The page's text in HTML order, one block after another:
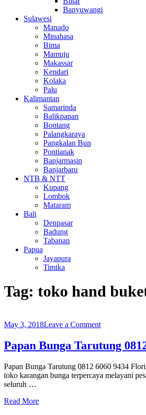
Banyuwangi
Sulawesi
Manado
Minahasa
Bima
Mamuju
Makassar
Kendari
Kolaka
Palu
Kalimantan
Samarinda
Balikpapan
Bontang
Palangkaraya
Pangkalan Bun
Pontianak
Banjarmasin
Banjarbaru
NTB & NTT
Kupang
Lombok
Mataram
Bali
Denpasar
Badung
Tabanan
Papua
Jayapura
Timika
Tag: toko hand
May 3, 2018Leave a Commenton
Bunga
Tarutung
6060
9434
Papan Bunga Tarutung
Papan Bunga Tarutung 0812 6060 9434
toko karangan bunga terpercaya melayani
seluruh …
Read More